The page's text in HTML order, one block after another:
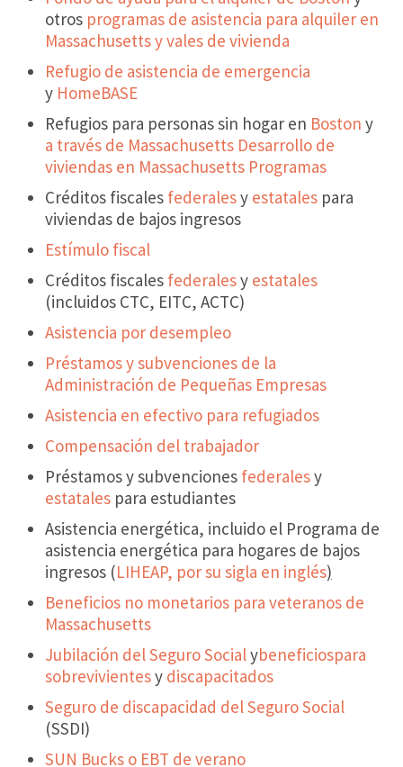
otros programas de asistencia para alquiler en
Massachusetts y vales de vivienda
Refugio de asistencia de emergencia
y HomeBASE
Refugios para personas sin hogar en Boston y
a través de Massachusetts Desarrollo de
viviendas en Massachusetts Programas
Créditos fiscales federalesy estatales para
viviendas de bajos ingresos
Estímulo fiscal
Créditos fiscales federalesy estatales
(incluidos CTC, EITC, ACTC)
Asistencia por desempleo
Préstamos y subvenciones de la
Administración de Pequeñas Empresas
Asistencia en efectivo para refugiados
Compensación del trabajador
Préstamos y subvenciones federalesy
estatales para estudiantes
Asistencia energética, incluido el Programa de
asistencia energética para hogares de bajos
ingresos (LIHEAP, por su sigla en inglés)
Beneficios no monetarios para veteranos de
Massachusetts
Jubilación del Seguro Socialybeneficiospara
sobrevivientesy discapacitados
Seguro de discapacidad del Seguro Social
(SSDI)
SUN Bucks o EBT de verano